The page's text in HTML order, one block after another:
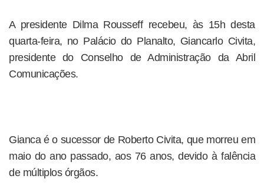
A presidente Dilma Rousseff recebeu, às 15h desta
quarta-feira, no Palácio do Planalto, Giancarlo Civita,
presidente do Conselho de Administração da Abril
Comunicações.
Gianca é o sucessor de Roberto Civita, que morreu em
maio do ano passado, aos 76 anos, devido à falência
de múltiplos órgãos.